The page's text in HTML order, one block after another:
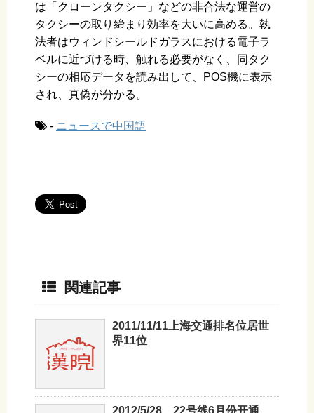
は「クローンタクシー」などの非合法な運営の
タクシーの取り締まり効率を大いに高める。執
法者はウィンドシールドガラスにおける電子ラ
ベルに近づける時、触れる必要がなく、同タク
シーの相応データを読み出して、POS機に表示
され、真偽が分かる。
- ニュースで中国語
関連記事
2011/11/11上海交通排名位居世
界11位
2012/5/28 22号线6月份开通